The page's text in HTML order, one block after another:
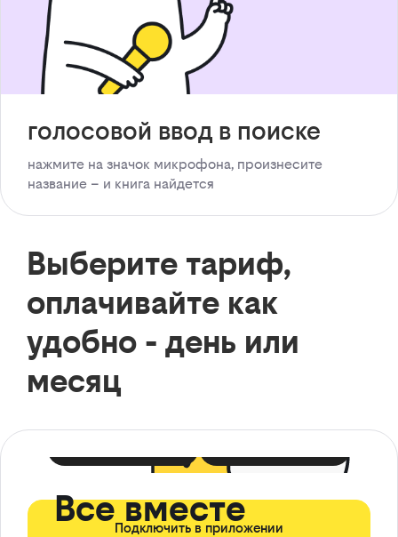
голосовой ввод в поиске
нажмите на значок микрофона, произнесите
название – и книга найдется
Выберите тариф,
оплачивайте как
удобно - день или
месяц
Все вместе
Подключить в приложении